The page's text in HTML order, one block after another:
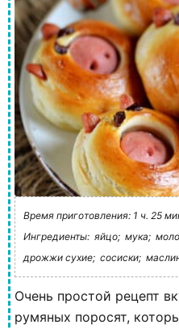
Время приготовления: 1 ч. 25
Ингредиенты: яйцо; мука;
дрожжи сухие; сосиски;
Очень простой рецепт
румяных поросят,